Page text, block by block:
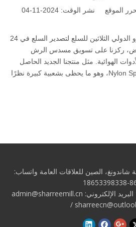
لقد أنجزنا معرض الصين ييوو الدولي الثلاثين للسلع لتصدير السلع في 24
هذا المعرض، ركزنا على تسويق مسدس الرش
الهوائية. مثل منتجنا الجديد الحاصل
على براءة اختراع Nylon Spray Gun، وهو ما يحظى بشعبية كبيرة نظرًا
شاندونغ، الصين للعلاقات العامة واتساب:
admin@sharreemill.cn
/